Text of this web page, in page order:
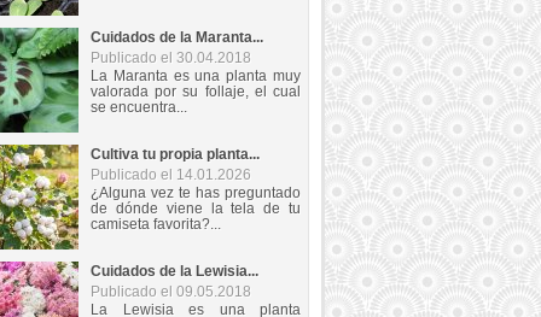
Cuidados de la Maranta...
Publicado el 30.04.2018
La Maranta es una planta muy
valorada por su follaje, el cual
se encuentra...
Cultiva tu propia planta...
Publicado el 14.01.2026
¿Alguna vez te has preguntado
de dónde viene la tela de tu
camiseta favorita?...
Cuidados de la Lewisia...
Publicado el 09.05.2018
La Lewisia es una planta